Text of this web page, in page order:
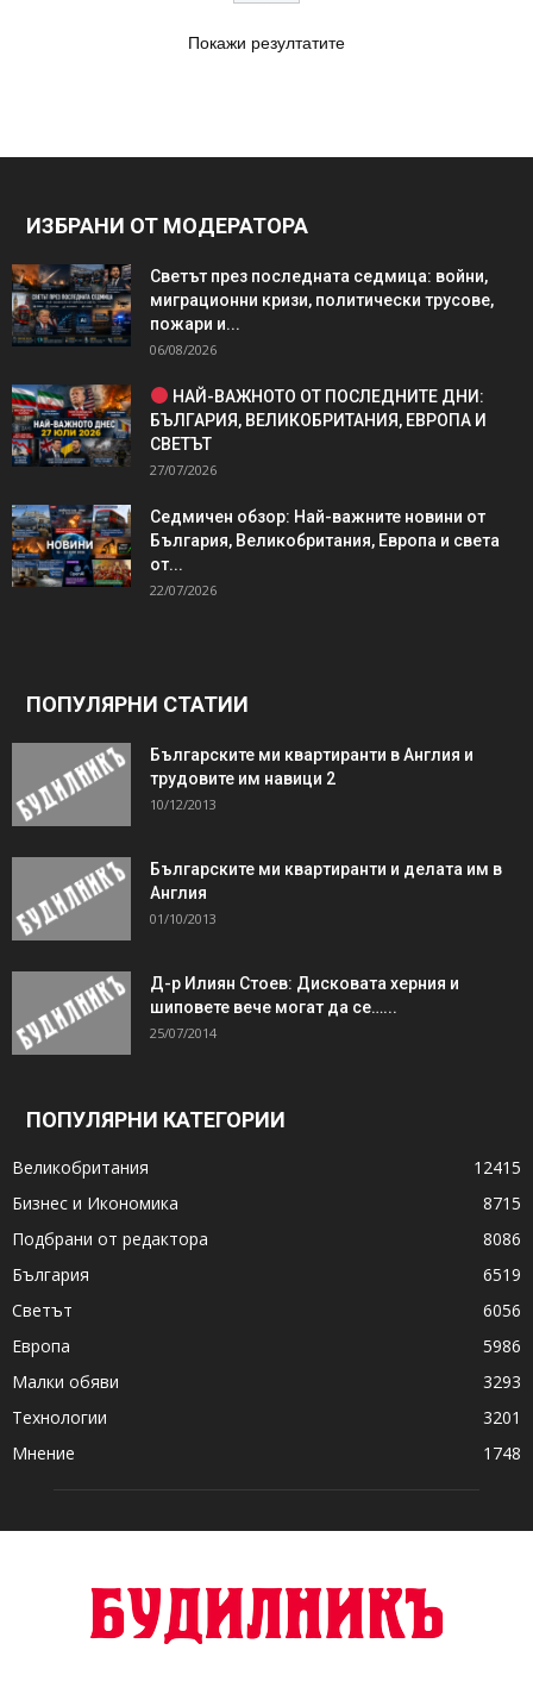
Покажи резултатите
ИЗБРАНИ ОТ МОДЕРАТОРА
Светът през последната седмица: войни,
миграционни кризи, политически трусове,
пожари и...
06/08/2026
НАЙ-ВАЖНОТО ОТ ПОСЛЕДНИТЕ ДНИ:
БЪЛГАРИЯ, ВЕЛИКОБРИТАНИЯ, ЕВРОПА И
СВЕТЪТ
27/07/2026
Седмичен обзор: Най-важните новини от
България, Великобритания, Европа и света
от...
22/07/2026
ПОПУЛЯРНИ СТАТИИ
Българските ми квартиранти в Англия и
трудовите им навици 2
10/12/2013
Българските ми квартиранти и делата им в
Англия
01/10/2013
Д-р Илиян Стоев: Дисковата херния и
шиповете вече могат да се…...
25/07/2014
ПОПУЛЯРНИ КАТЕГОРИИ
Великобритания
12415
Бизнес и Икономика
8715
Подбрани от редактора
8086
България
6519
Светът
6056
Европа
5986
Малки обяви
3293
Технологии
3201
Мнение
1748